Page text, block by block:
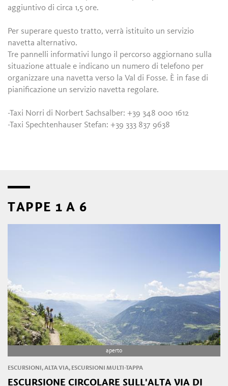
aggiuntivo di circa 1,5 ore.
Per superare questo tratto, verrà istituito un servizio
navetta alternativo.
Tre pannelli informativi lungo il percorso aggiornano sulla
situazione attuale e indicano un numero di telefono per
organizzare una navetta verso la Val di Fosse. È in fase di
pianificazione un servizio navetta regolare.
-Taxi Norri di Norbert Sachsalber: +39 348 000 1612
-Taxi Spechtenhauser Stefan: +39 333 837 9638
TAPPE 1 A 6
aperto
ESCURSIONI, ALTA VIA, ESCURSIONI MULTI-TAPPA
ESCURSIONE CIRCOLARE SULL'ALTA VIA DI